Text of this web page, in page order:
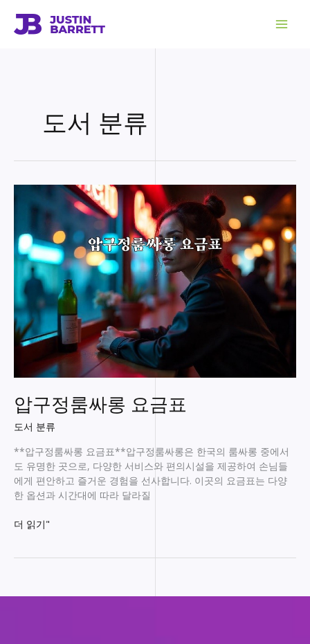
도서 분류
압구정룸싸롱 요금표
도서 분류
**압구정룸싸롱 요금표**압구정룸싸롱은 한국의 룸싸롱 중에서
도 유명한 곳으로, 다양한 서비스와 편의시설을 제공하여 손님들
에게 편안하고 즐거운 경험을 선사합니다. 이곳의 요금표는 다양
한 옵션과 시간대에 따라 달라질
압
롱
더 읽기"